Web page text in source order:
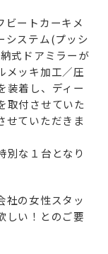
ビートカーキメ
システム(プッシ
式ドアミラーが
メッキ加工／圧
装着し、ディー
取付させていた
せていただきま
別な１台となり
社の女性スタッ
しい！とのご要